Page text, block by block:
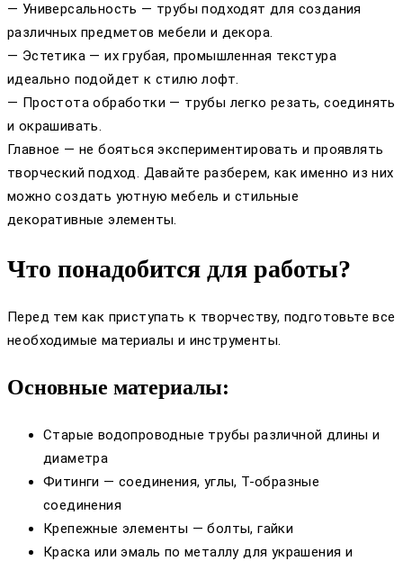
— Универсальность — трубы подходят для создания
различных предметов мебели и декора.
— Эстетика — их грубая, промышленная текстура
идеально подойдет к стилю лофт.
— Простота обработки — трубы легко резать, соединять
и окрашивать.
Главное — не бояться экспериментировать и проявлять
творческий подход. Давайте разберем, как именно из них
можно создать уютную мебель и стильные
декоративные элементы.
Что понадобится для работы?
Перед тем как приступать к творчеству, подготовьте все
необходимые материалы и инструменты.
Основные материалы:
Старые водопроводные трубы различной длины и
диаметра
Фитинги — соединения, углы, Т-образные
соединения
Крепежные элементы — болты, гайки
Краска или эмаль по металлу для украшения и